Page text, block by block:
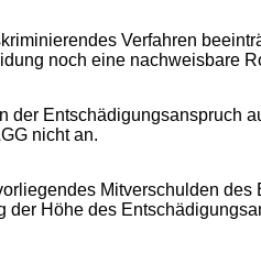
Verfahren
noch eine nachweisbare
Entschädigungsanspruch
nicht an.
Mitverschulden des
Höhe des